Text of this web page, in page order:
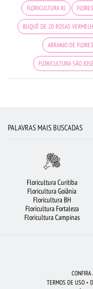
FLORICULTURA RJ
BUQUÊ DE 20 ROSAS
ARRANJO DE FLORES
FLORICULTURA SÃO
BUQUÊ DE 12 ROSAS
FLORICULTURA BH
FLORICULTURA PORTO
FLORICULTURA BELÉM
PALAVRAS MAIS BUSCADAS
Floricultura Curitiba
Floricultura Goiânia
Floricultura BH
Floricultura Fortaleza
Floricultura Campinas
TERMOS DE USO •